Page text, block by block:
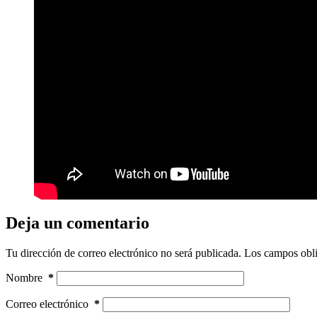
Deja un comentario
Tu dirección de correo electrónico no será publicada. Los campos
Nombre *
Correo electrónico *